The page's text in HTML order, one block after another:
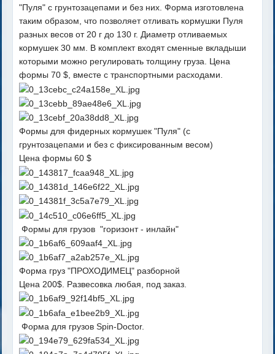
"Пуля" с грунтозацепами и без них. Форма изготовлена
таким образом, что позволяет отливать кормушки Пуля
разных весов от 20 г до 130 г. Диаметр отливаемых
кормушек 30 мм. В комплект входят сменные вкладыши
которыми можно регулировать толщину груза. Цена
формы 70 $, вместе с транспортными расходами.
Формы для фидерных кормушек "Пуля" (с
грунтозацепами и без с фиксированным весом)
Цена формы 60 $
Формы для грузов "горизонт - инлайн"
Форма груз "ПРОХОДИМЕЦ" разборной
Цена 200$. Развесовка любая, под заказ.
Форма для грузов Spin-Doctor.